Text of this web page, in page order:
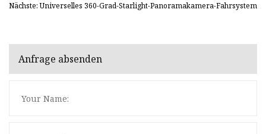
Nächste: Universelles 360-Grad-Starlight-Panoramakamera-Fahrsystem
Anfrage absenden